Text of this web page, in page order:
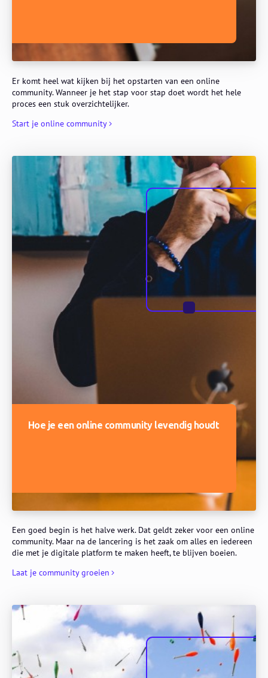
Er komt heel wat kijken bij het opstarten van een online
community. Wanneer je het stap voor stap doet wordt het hele
proces een stuk overzichtelijker.
Start je online community
Hoe je een online community levendig houdt
Een goed begin is het halve werk. Dat geldt zeker voor een online
community. Maar na de lancering is het zaak om alles en iedereen
die met je digitale platform te maken heeft, te blijven boeien.
Laat je community groeien